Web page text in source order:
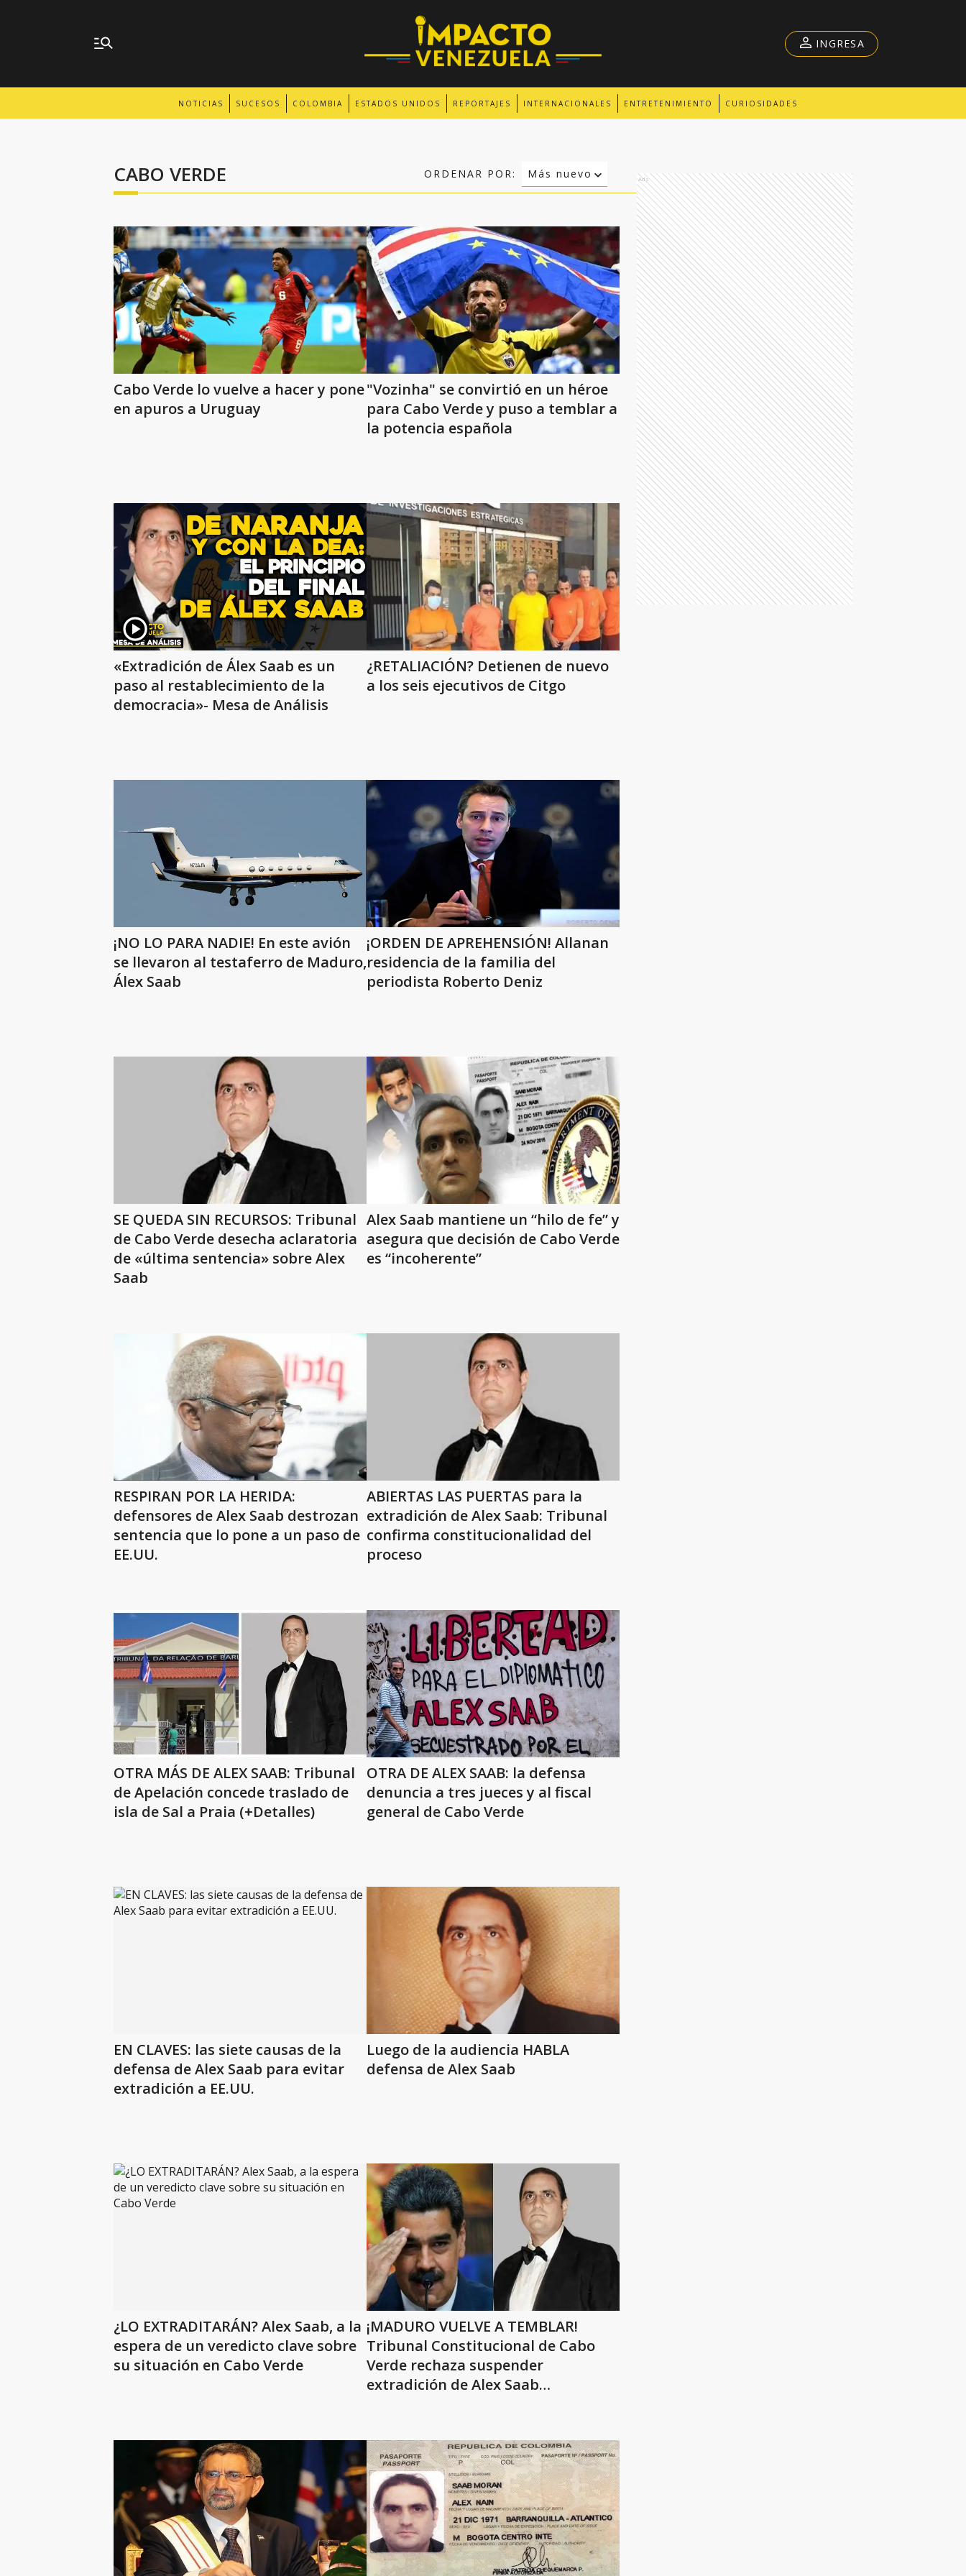
NOTICIAS SUCESOS COLOMBIA ESTADOS UNIDOS REPORTAJES INTERNACIONALES ENTRETENIMIENTO CURIOSIDADES
INGRESA
CABO VERDE ORDENAR POR:
Más nuevo
Relevancia
Cabo Verde lo vuelve a hacer y pone
en apuros a Uruguay
"Vozinha" se convirtió en un héroe
para Cabo Verde y puso a temblar a
la potencia española
«Extradición de Álex Saab es un
paso al restablecimiento de la
democracia»- Mesa de Análisis
¿RETALIACIÓN? Detienen de nuevo
a los seis ejecutivos de Citgo
¡NO LO PARA NADIE! En este avión
se llevaron al testaferro de Maduro,
Álex Saab
¡ORDEN DE APREHENSIÓN! Allanan
residencia de la familia del
periodista Roberto Deniz
SE QUEDA SIN RECURSOS: Tribunal
de Cabo Verde desecha aclaratoria
de «última sentencia» sobre Alex
Saab
Alex Saab mantiene un “hilo de fe” y
asegura que decisión de Cabo Verde
es “incoherente”
RESPIRAN POR LA HERIDA:
defensores de Alex Saab destrozan
sentencia que lo pone a un paso de
EE.UU.
ABIERTAS LAS PUERTAS para la
extradición de Alex Saab: Tribunal
confirma constitucionalidad del
proceso
OTRA MÁS DE ALEX SAAB: Tribunal
de Apelación concede traslado de
isla de Sal a Praia (+Detalles)
OTRA DE ALEX SAAB: la defensa
denuncia a tres jueces y al fiscal
general de Cabo Verde
EN CLAVES: las siete causas de la
defensa de Alex Saab para evitar
extradición a EE.UU.
Luego de la audiencia HABLA
defensa de Alex Saab
¿LO EXTRADITARÁN? Alex Saab, a la
espera de un veredicto clave sobre
su situación en Cabo Verde
¡MADURO VUELVE A TEMBLAR!
Tribunal Constitucional de Cabo
Verde rechaza suspender
extradición de Alex Saab
Ads